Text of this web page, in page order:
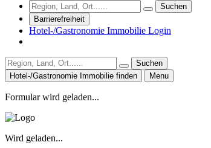
Suchen
Barrierefreiheit
Hotel-/Gastronomie Immobilie Login
Suchen
Hotel-/Gastronomie Immobilie finden
Menu
Formular wird geladen...
Wird geladen...